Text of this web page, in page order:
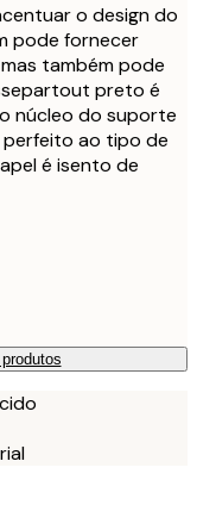
o design do
pode fornecer
também pode
preto é
núcleo do suporte
perfeito ao tipo de
é isento de